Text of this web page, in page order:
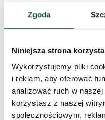
Zgoda
Niniejsza strona
Wykorzystujemy pliki
i reklam, aby oferować
analizować ruch w
korzystasz z naszej
społecznościowym,